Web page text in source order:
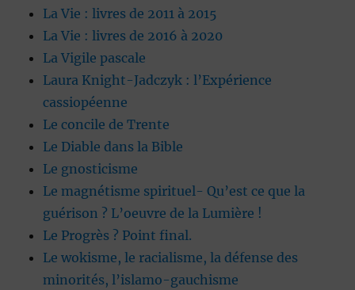
La Vie : livres de 2011 à 2015
La Vie : livres de 2016 à 2020
La Vigile pascale
Laura Knight-Jadczyk : l’Expérience
cassiopéenne
Le concile de Trente
Le Diable dans la Bible
Le gnosticisme
Le magnétisme spirituel- Qu’est ce que la
guérison ? L’oeuvre de la Lumière !
Le Progrès ? Point final.
Le wokisme, le racialisme, la défense des
minorités, l’islamo-gauchisme